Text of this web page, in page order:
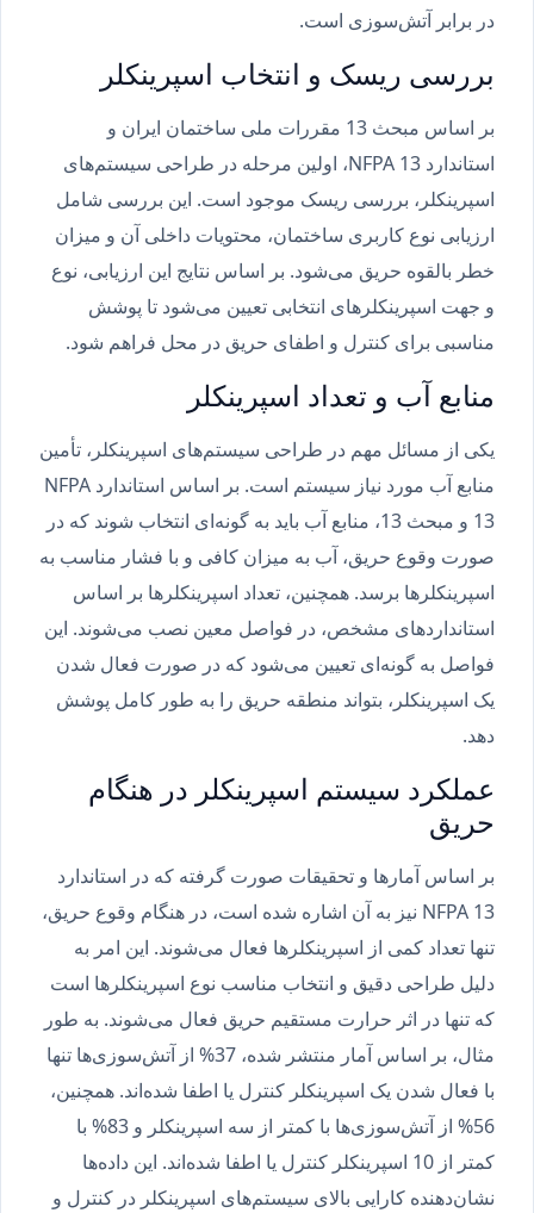
در برابر آتش‌سوزی است.
بررسی ریسک و انتخاب اسپرینکلر
بر اساس مبحث 13 مقررات ملی ساختمان ایران و
استاندارد NFPA 13، اولین مرحله در طراحی سیستم‌های
اسپرینکلر، بررسی ریسک موجود است. این بررسی شامل
ارزیابی نوع کاربری ساختمان، محتویات داخلی آن و میزان
خطر بالقوه حریق می‌شود. بر اساس نتایج این ارزیابی، نوع
و جهت اسپرینکلرهای انتخابی تعیین می‌شود تا پوشش
مناسبی برای کنترل و اطفای حریق در محل فراهم شود.
منابع آب و تعداد اسپرینکلر
یکی از مسائل مهم در طراحی سیستم‌های اسپرینکلر، تأمین
منابع آب مورد نیاز سیستم است. بر اساس استاندارد NFPA
13 و مبحث 13، منابع آب باید به گونه‌ای انتخاب شوند که در
صورت وقوع حریق، آب به میزان کافی و با فشار مناسب به
اسپرینکلرها برسد. همچنین، تعداد اسپرینکلرها بر اساس
استانداردهای مشخص، در فواصل معین نصب می‌شوند. این
فواصل به گونه‌ای تعیین می‌شود که در صورت فعال شدن
یک اسپرینکلر، بتواند منطقه حریق را به طور کامل پوشش
دهد.
عملکرد سیستم اسپرینکلر در هنگام
حریق
بر اساس آمارها و تحقیقات صورت گرفته که در استاندارد
NFPA 13 نیز به آن اشاره شده است، در هنگام وقوع حریق،
تنها تعداد کمی از اسپرینکلرها فعال می‌شوند. این امر به
دلیل طراحی دقیق و انتخاب مناسب نوع اسپرینکلرها است
که تنها در اثر حرارت مستقیم حریق فعال می‌شوند. به طور
مثال، بر اساس آمار منتشر شده، 37% از آتش‌سوزی‌ها تنها
با فعال شدن یک اسپرینکلر کنترل یا اطفا شده‌اند. همچنین،
56% از آتش‌سوزی‌ها با کمتر از سه اسپرینکلر و 83% با
کمتر از 10 اسپرینکلر کنترل یا اطفا شده‌اند. این داده‌ها
نشان‌دهنده کارایی بالای سیستم‌های اسپرینکلر در کنترل و